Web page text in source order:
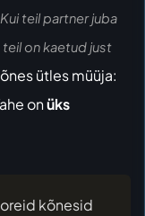
teil partner juba
teil on kaetud just
ütles müüja:
onüks
kõnesid